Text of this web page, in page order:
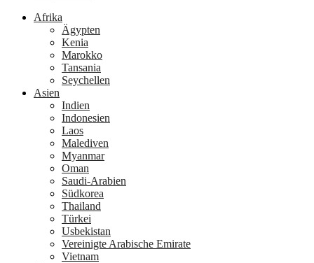
Afrika
Ägypten
Kenia
Marokko
Tansania
Seychellen
Asien
Indien
Indonesien
Laos
Malediven
Myanmar
Oman
Saudi-Arabien
Südkorea
Thailand
Türkei
Usbekistan
Vereinigte Arabische Emirate
Vietnam